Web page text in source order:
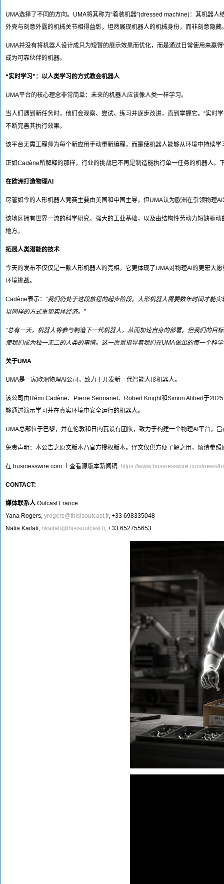
UMA选择了不同的方向。UMA将其称为“着装机器”(dressed machine)：其机器
外壳与刻意外露的机械关节相得益彰，坦然展现机器人的机械身份，而非刻意隐藏
UMA并没有将机器人设计成只为短暂的展示效果而优化，而是通过日常使用来赢
成为可靠伙伴的机器。
“实时学习”：以人类学习的方式教会机器人
UMA平台的核心理念非常简单：未来的机器人应该像人类一样学习。
当人们遇到新任务时，他们会观察、尝试、练习并逐步改进，直到掌握它。“实
不断完善其执行效果。
该平台无需工程师为每个新应用手动重新编程，而是使机器人能够从环境中持续
正如Cadène所解释的那样，行业的挑战已不再是制造能执行单一任务的机器人。
在欧洲打造物理AI
尽管如今的人形机器人竞赛主要由美国和中国主导，但UMA认为欧洲在引领物理
该地区拥有世界一流的科学研究、强大的工业基础，以及由结构性劳动力短缺驱
地方。
拓展人类潜能的技术
今天的发布不仅仅是一款人形机器人的亮相。它更体现了UMA对物理AI的更宏大
环境挑战。
Cadène表示： “我们仍处于这段旅程的起步阶段。人形机器人需要数年时间才能
以同样的方式重塑实体经济。”
“总有一天，机器人将参与制造下一代机器人，从而加速自身的部署。但我们的
使我们成为独一无二的人类的事情。这一愿景指导着我们在UMA做出的每一个科
关于UMA
UMA是一家欧洲物理AI公司，致力于开发新一代智能人形机器人。
该公司由Rémi Cadène、Pierre Sermanet、Robert Knight和Simon Alibert于
够通过演示学习并在真实环境中安全运行的机器人。
UMA总部位于巴黎，并在伦敦和日内瓦设有团队，致力于构建一个物理AI平台，
免责声明：本公告之原文版本乃官方授权版本。译文仅供方便了解之用，烦请参
在 businesswire.com 上查看源版本新闻稿: https://www.businesswire.com/news/
CONTACT:
媒体联系人 Outcast France
Yana Rogers, yrogers@thisisoutcast.fr, +33 698335048
Nalia Kailali, nkailali@thisisoutcast.fr, +33 652755653